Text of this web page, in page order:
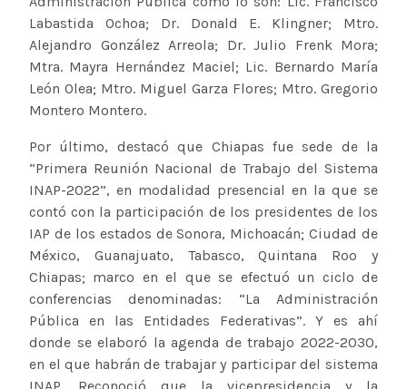
Labastida Ochoa; Dr. Donald E. Klingner; Mtro.
Alejandro González Arreola; Dr. Julio Frenk Mora;
Mtra. Mayra Hernández Maciel; Lic. Bernardo María
León Olea; Mtro. Miguel Garza Flores; Mtro. Gregorio
Montero Montero.
Por último, destacó que Chiapas fue sede de la
“Primera Reunión Nacional de Trabajo del Sistema
INAP-2022”, en modalidad presencial en la que se
contó con la participación de los presidentes de los
IAP de los estados de Sonora, Michoacán; Ciudad de
México, Guanajuato, Tabasco, Quintana Roo y
Chiapas; marco en el que se efectuó un ciclo de
conferencias denominadas: “La Administración
Pública en las Entidades Federativas”. Y es ahí
donde se elaboró la agenda de trabajo 2022-2030,
en el que habrán de trabajar y participar del sistema